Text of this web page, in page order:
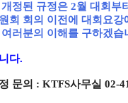
정된 규정은 2월 대회부
회 회의 이전에 대회요
러분의 이해를 구하겠습
다.
문의 : KTFS사무실 02-